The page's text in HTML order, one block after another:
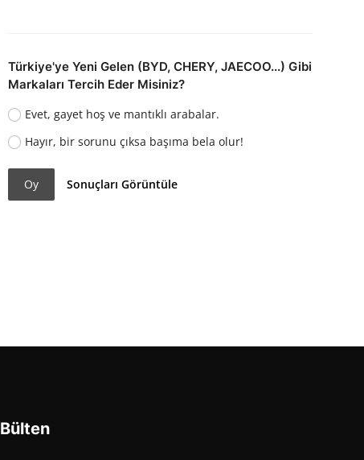
Türkiye'ye Yeni Gelen (BYD, CHERY, JAECOO...) Gibi
Markaları Tercih Eder Misiniz?
Evet, gayet hoş ve mantıklı arabalar.
Hayır, bir sorunu çıksa başıma bela olur!
Oy Sonuçları Görüntüle
Bülten